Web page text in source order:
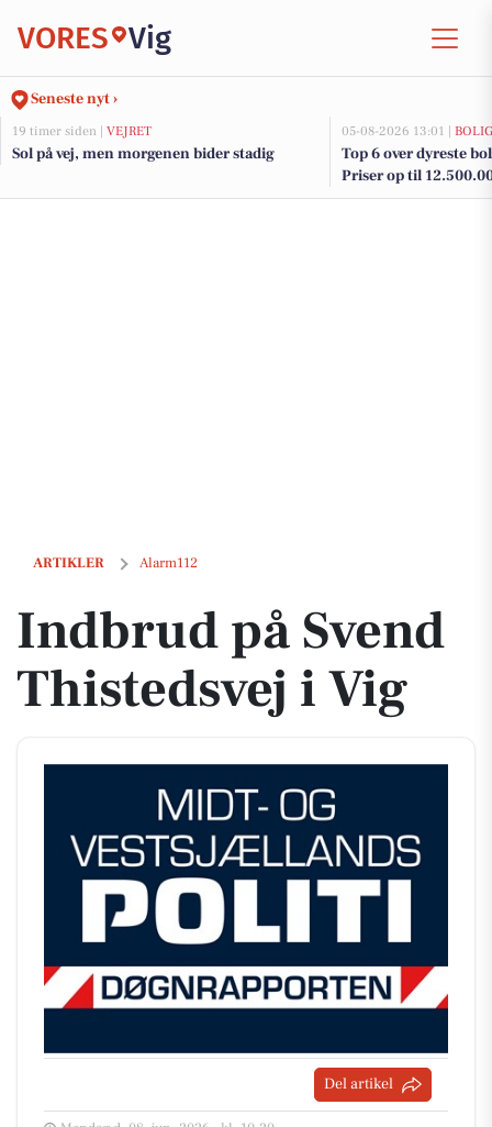
VORES Vig
Seneste nyt ›
19 timer siden | VEJRET
Sol på vej, men morgenen bider stadig
05-08-2026 13:01 |
Top 6 over dyreste
Priser op til
ARTIKLER Alarm112
Indbrud på Svend Thistedsvej i Vig
Indbrud på Svend
Thistedsvej i Vig
Del artikel